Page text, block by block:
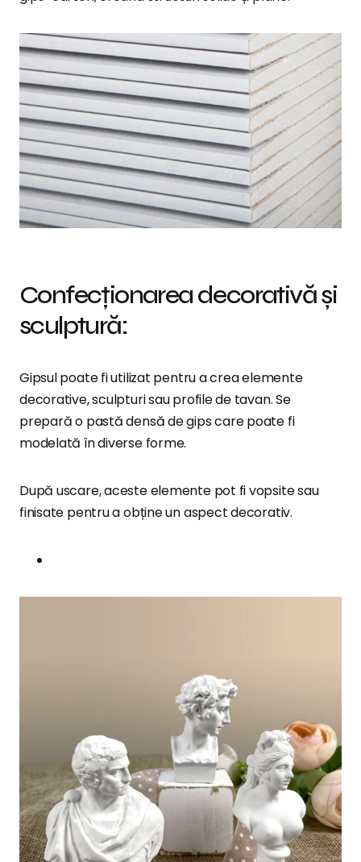
Confecționarea decorativă și
sculptură:
Gipsul poate fi utilizat pentru a crea elemente
decorative, sculpturi sau profile de tavan. Se
prepară o pastă densă de gips care poate fi
modelată în diverse forme.
După uscare, aceste elemente pot fi vopsite sau
finisate pentru a obține un aspect decorativ.